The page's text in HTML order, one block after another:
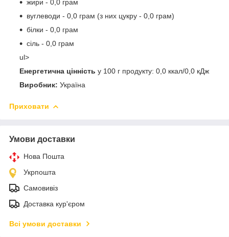
жири - 0,0 грам
вуглеводи - 0,0 грам (з них цукру - 0,0 грам)
білки - 0,0 грам
сіль - 0,0 грам
ul>
Енергетична цінність у 100 г продукту: 0,0 ккал/0,0 кДж
Виробник: Україна
Приховати
Умови доставки
Нова Пошта
Укрпошта
Самовивіз
Доставка кур'єром
Всі умови доставки